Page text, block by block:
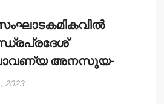
ലാവണ്യ അനസൂയ-
2023